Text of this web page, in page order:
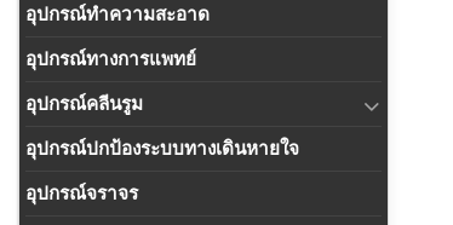
อุปกรณ์ทำความสะอาด
อุปกรณ์ทางการแพทย์
อุปกรณ์คลีนรูม
อุปกรณ์ปกป้องระบบทางเดินหายใจ
อุปกรณ์จราจร